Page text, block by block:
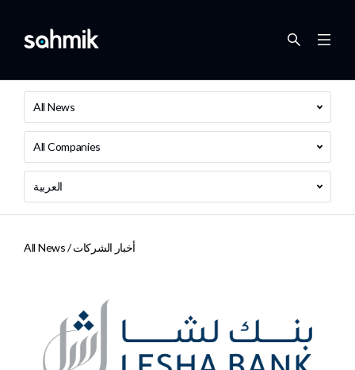
All News
All Companies
العربية
All News /أخبار الشركات